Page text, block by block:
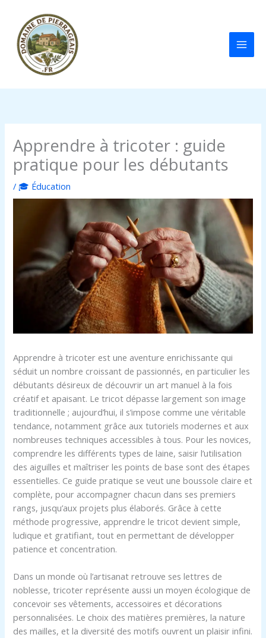
contenu
Apprendre à tricoter : guide
pratique pour les débutants
/ 🎓 Éducation
Apprendre à tricoter est une aventure enrichissante qui
séduit un nombre croissant de passionnés, en particulier les
débutants désireux de découvrir un art manuel à la fois
créatif et apaisant. Le tricot dépasse largement son image
traditionnelle ; aujourd’hui, il s’impose comme une véritable
tendance, notamment grâce aux tutoriels modernes et aux
nombreuses techniques accessibles à tous. Pour les novices,
comprendre les différents types de laine, saisir l’utilisation
des aiguilles et maîtriser les points de base sont des étapes
essentielles. Ce guide pratique se veut une boussole claire et
complète, pour accompagner chacun dans ses premiers
rangs, jusqu’aux projets plus élaborés. Grâce à cette
méthode progressive, apprendre le tricot devient simple,
ludique et gratifiant, tout en permettant de développer
patience et concentration.
Dans un monde où l’artisanat retrouve ses lettres de
noblesse, tricoter représente aussi un moyen écologique de
concevoir ses vêtements, accessoires et décorations
personnalisées. Le choix des matières premières, la nature
des mailles, et la diversité des motifs ouvrent un plaisir infini.